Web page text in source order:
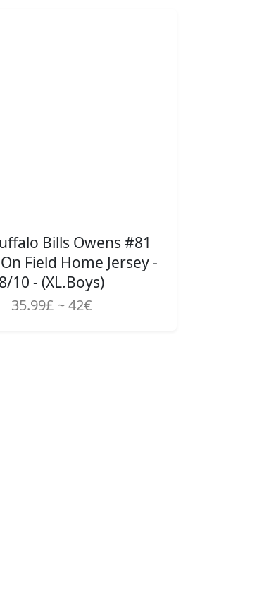
Bills Owens #81
Field Home Jersey -
8/10 - (XL.Boys)
35.99£ ~ 42€